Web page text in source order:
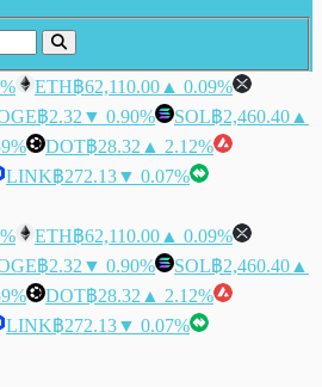
ETH฿62,110.00 ▲ 0.09%
฿2.32 ▼ 0.90% SOL฿2,460.40 ▲
DOT฿28.32 ▲ 2.12%
LINK฿272.13▼ 0.07%
ETH฿62,110.00 ▲ 0.09%
฿2.32 ▼ 0.90% SOL฿2,460.40 ▲
DOT฿28.32 ▲ 2.12%
LINK฿272.13▼ 0.07%